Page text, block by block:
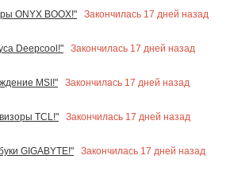
ONYX BOOX!"
Закончилась 17 дней назад
Deepcool!"
Закончилась 17 дней назад
MSI!"
Закончилась 17 дней назад
TCL!"
Закончилась 17 дней назад
GIGABYTE!"
Закончилась 17 дней назад